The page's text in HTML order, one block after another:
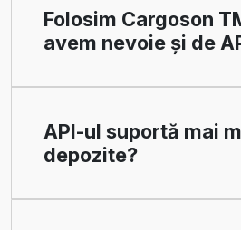
Folosim Cargoson
avem nevoie și de
API-ul suportă mai
depozite?